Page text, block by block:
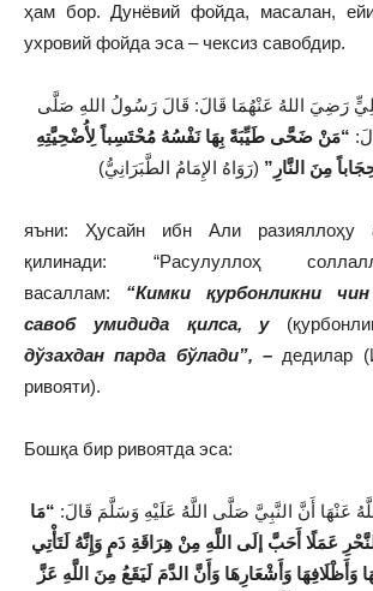
ҳам бор. Дунёвий фойда, масалан,
ухровий фойда эса – чексиз савобдир.
رَضِيَ اللهُ عَنْهُمَا قَالَ: قَالَ رَسُولُ اللهِ صَلَّى
“مَنْ ضَحَّى طَيِّبَةً بِهَا نَفْسُهُ مُحْتَسِباً لِأُضْحِيَّتِهِ
مِنَ النَّارِ” (رَوَاهُ الإِمَامُ الطَّبَرَانِيُّ)
яъни: Ҳусайн ибн Али разияллоҳу
қилинади: “Расулуллоҳ
васаллам: “Кимки қурбонликни
савоб умидида қилса, у
дўзахдан парда бўлади”, – дедилар
ривояти).
Бошқа бир ривоятда эса:
عَنْهَا أَنَّ النَّبِيَّ صَلَّى اللَّهُ عَلَيْهِ وَسَلَّمَ قَالَ: “مَا
عَمَلًا أَحَبَّ إلَى اللَّهِ مِنْ هِرَاقَةِ دَمٍ وَإِنَّهُ لَتَأْتِي
وَأَظْلَافِهَا وَأَشْعَارِهَا وَأَنَّ الدَّمَ لَيَقَعُ مِنَ اللَّهِ عَزَّ